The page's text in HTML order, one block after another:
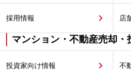
採用情報 店
マンション・不動産売却・
投資家向け情報 不